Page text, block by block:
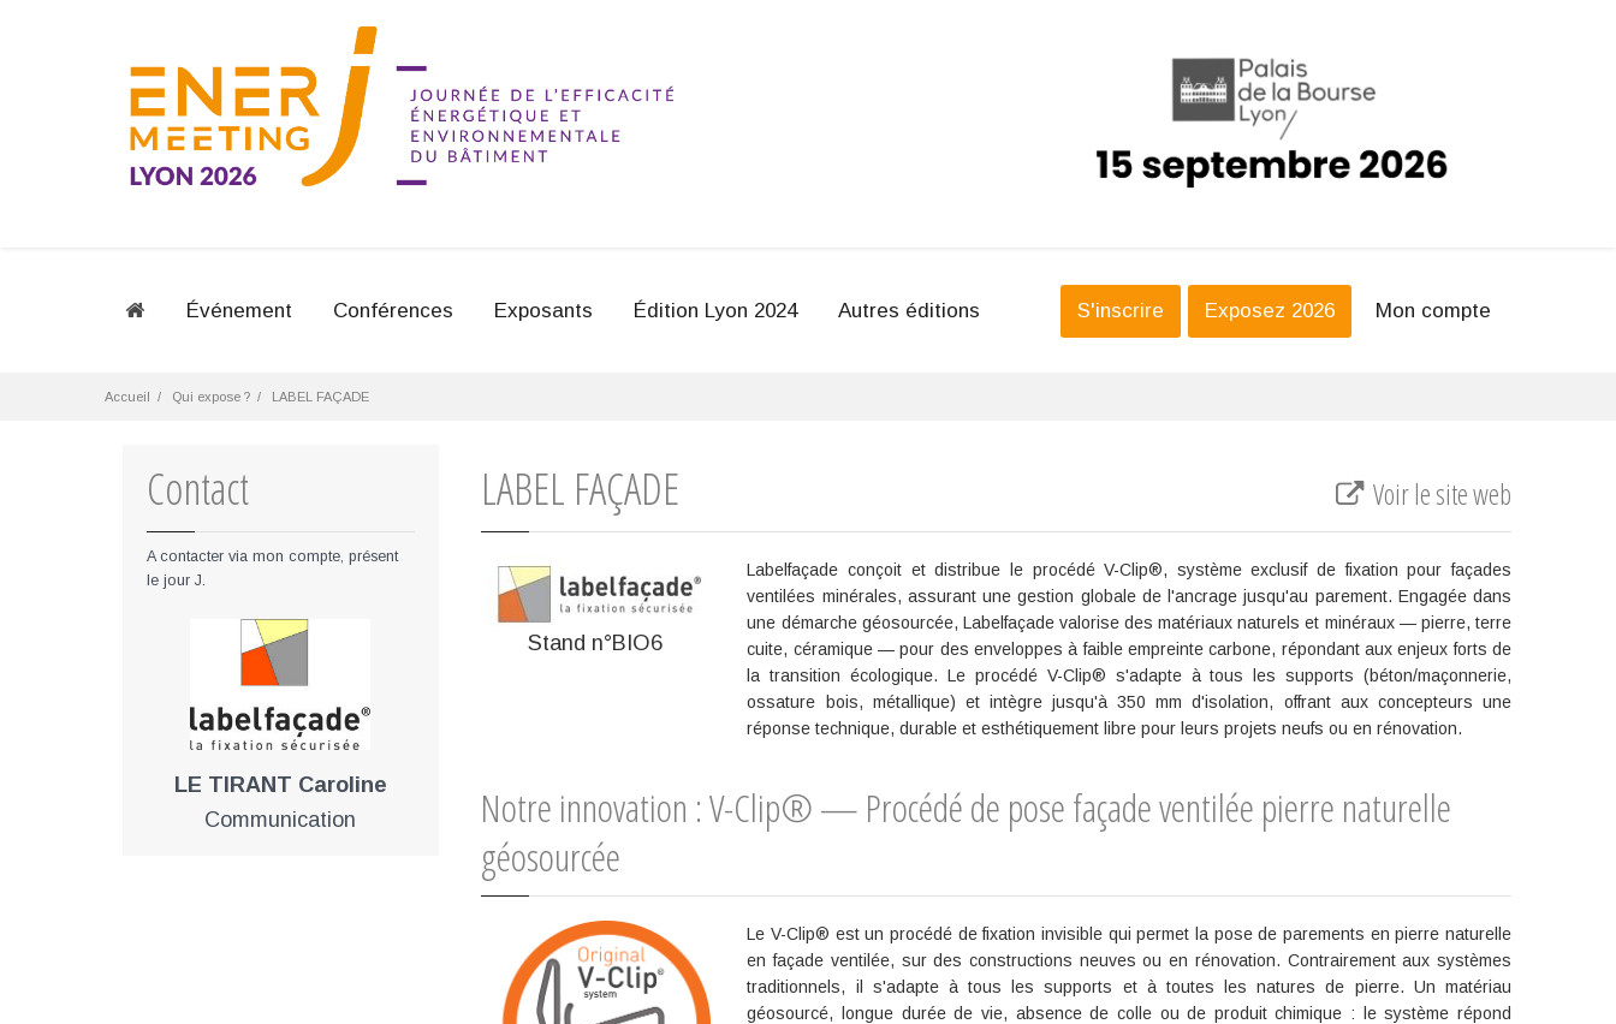
Événement Conférences Exposants Édition Lyon 2024 Autres éditions Mon compte
Exposez 2026
S'inscrire
Accueil Qui expose ? LABEL FAÇADE
Contact
A contacter via mon compte, présent
le jour J.
LE TIRANT Caroline
Communication
LABEL FAÇADE Voir le site web
Stand n°BIO6
Labelfaçade conçoit et distribue le procédé V-Clip®, système exclusif de fixation pour façades
ventilées minérales, assurant une gestion globale de l'ancrage jusqu'au parement. Engagée dans
une démarche géosourcée, Labelfaçade valorise des matériaux naturels et minéraux — pierre, terre
cuite, céramique — pour des enveloppes à faible empreinte carbone, répondant aux enjeux forts de
la transition écologique. Le procédé V-Clip® s'adapte à tous les supports (béton/maçonnerie,
ossature bois, métallique) et intègre jusqu'à 350 mm d'isolation, offrant aux concepteurs une
réponse technique, durable et esthétiquement libre pour leurs projets neufs ou en rénovation.
Notre innovation : V-Clip® — Procédé de pose façade ventilée pierre naturelle
géosourcée
Le V-Clip® est un procédé de fixation invisible qui permet la pose de parements en pierre naturelle
en façade ventilée, sur des constructions neuves ou en rénovation. Contrairement aux systèmes
traditionnels, il s'adapte à tous les supports et à toutes les natures de pierre. Un matériau
géosourcé, longue durée de vie, absence de colle ou de produit chimique : le système répond